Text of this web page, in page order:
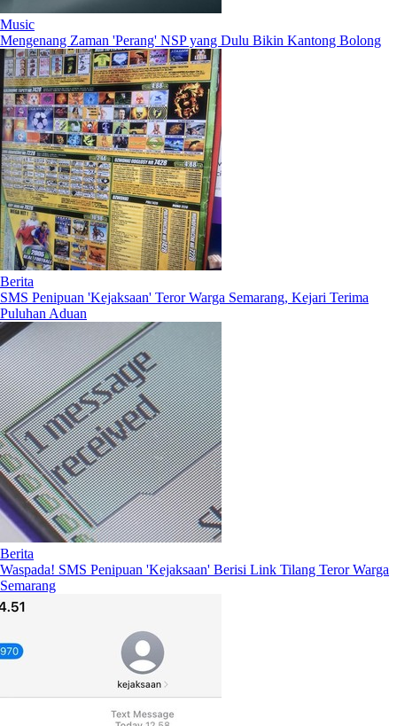
Music
Mengenang Zaman 'Perang' NSP yang Dulu Bikin Kantong Bolong
Berita
SMS Penipuan 'Kejaksaan' Teror Warga Semarang, Kejari Terima
Puluhan Aduan
Berita
Waspada! SMS Penipuan 'Kejaksaan' Berisi Link Tilang Teror Warga
Semarang